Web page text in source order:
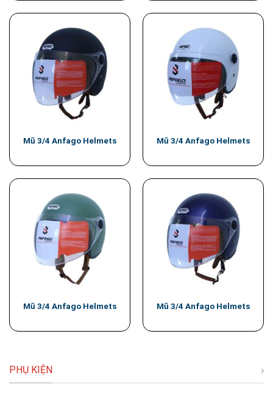
Mũ 3/4 Anfago Helmets Mũ 3/4 Anfago Helmets
Mũ 3/4 Anfago Helmets Mũ 3/4 Anfago Helmets
PHỤ KIỆN